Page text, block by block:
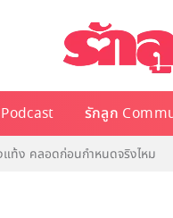
รักลูก
แท้ง คลอดก่อนกำหนดจริงไหม